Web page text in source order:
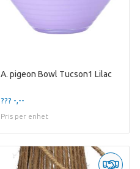
A. pigeon Bowl Tucson1 Lilac
??? -,--
Pris per enhet